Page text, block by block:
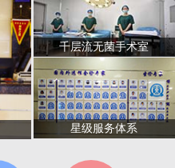
千层流无菌手术室
星级服务体系